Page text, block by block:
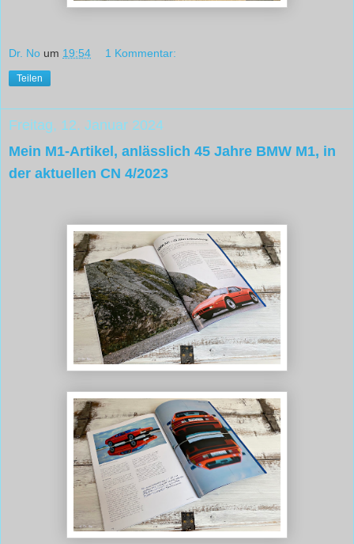
Dr. No um 19:54 1 Kommentar:
Teilen
Freitag, 12. Januar 2024
Mein M1-Artikel, anlässlich 45 Jahre BMW M1, in
der aktuellen CN 4/2023